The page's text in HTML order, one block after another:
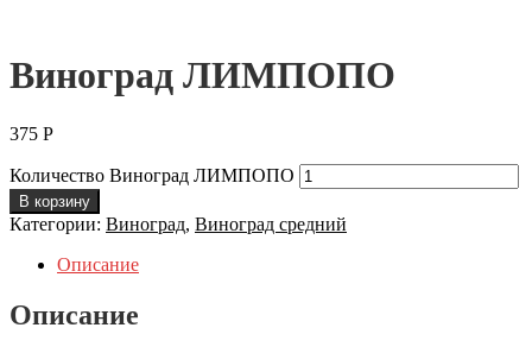
Виноград ЛИМПОПО
375 Р
Количество Виноград ЛИМПОПО
В корзину
Категории: Виноград, Виноград средний
Описание
Описание